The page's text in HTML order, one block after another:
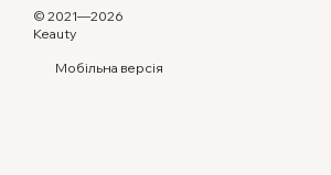
© 2021—2026
Keauty
Мобільна версія